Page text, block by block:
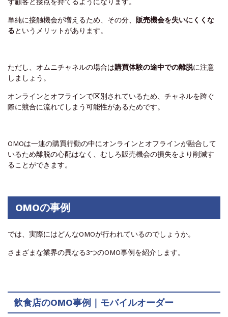
単純に接触機会が増えるため、その分、 販売機会を失いにくくな
るというメリットがあります。
ただし、オムニチャネルの場合は購買体験の途中での離脱に注意
しましょう。
オンラインとオフラインで区別されているため、チャネルを跨ぐ
際に競合に流れてしまう可能性があるためです。
OMOは一連の購買行動の中にオンラインとオフラインが融合して
いるため離脱の心配はなく、むしろ販売機会の損失をより削減す
ることができます。
OMOの事例
では、実際にはどんなOMOが行われているのでしょうか。
さまざまな業界の異なる3つのOMO事例を紹介します。
飲食店のOMO事例｜モバイルオーダー